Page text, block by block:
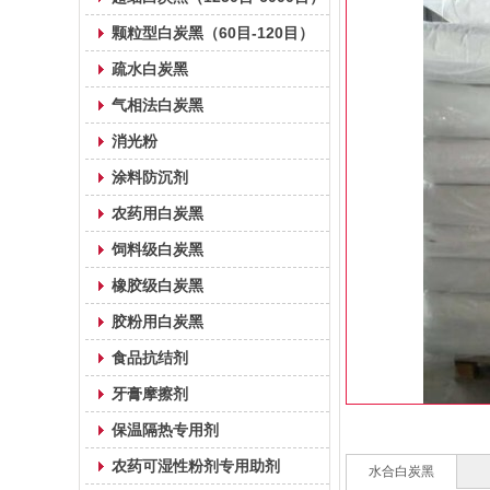
颗粒型白炭黑（60目-120目）
疏水白炭黑
气相法白炭黑
消光粉
涂料防沉剂
农药用白炭黑
饲料级白炭黑
橡胶级白炭黑
胶粉用白炭黑
食品抗结剂
牙膏摩擦剂
保温隔热专用剂
农药可湿性粉剂专用助剂 水合白炭黑